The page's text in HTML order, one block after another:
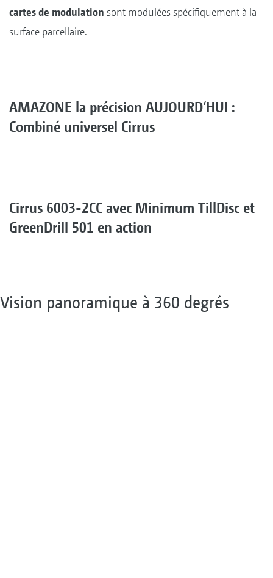
cartes de modulation sont modulées spécifiquement à la
surface parcellaire.
AMAZONE la précision AUJOURD‘HUI :
Combiné universel Cirrus
Cirrus 6003-2CC avec Minimum TillDisc et
GreenDrill 501 en action
Vision panoramique à 360 degrés